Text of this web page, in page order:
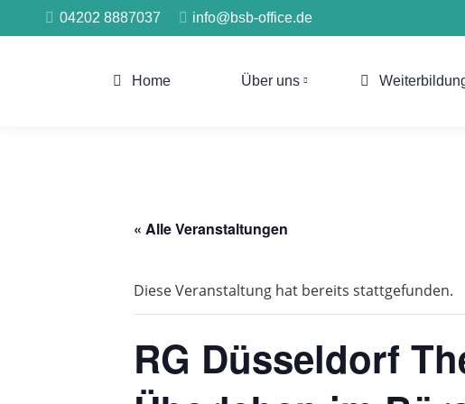
04202 8887037 info@bsb-office.de
Home Über uns
« Alle Veranstaltungen
Diese Veranstaltung hat bereits stattgefunden.
RG Düsseldorf